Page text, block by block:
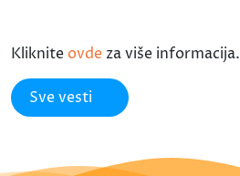
Kliknite ovde za više informacija.
Sve vesti